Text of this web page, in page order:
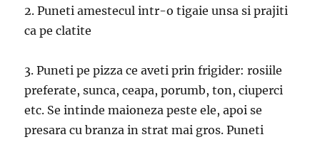
2. Puneti amestecul intr-o tigaie unsa si prajiti
ca pe clatite
3. Puneti pe pizza ce aveti prin frigider: rosiile
preferate, sunca, ceapa, porumb, ton, ciuperci
etc. Se intinde maioneza peste ele, apoi se
presara cu branza in strat mai gros. Puneti